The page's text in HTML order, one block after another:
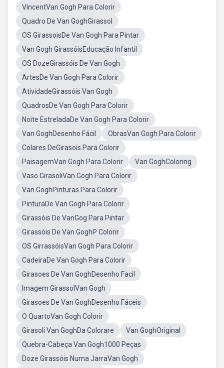
VincentVan Gogh Para Colorir
Quadro De Van GoghGirassol
OS GirassoisDe Van Gogh Para Pintar
Van Gogh GirassóisEducação Infantil
OS DozeGirassóis De Van Gogh
ArtesDe Van Gogh Para Colorir
AtividadeGirassóis Van Gogh
QuadrosDe Van Gogh Para Colorir
Noite EstreladaDe Van Gogh Para Colorir
Van GoghDesenho Fácil
ObrasVan Gogh Para Colorir
Colares DeGirasois Para Colorir
PaisagemVan Gogh Para Colorir
Van GoghColoring
Vaso GirasoliVan Gogh Para Colorir
Van GoghPinturas Para Colorir
PinturaDe Van Gogh Para Colorir
Girassóis De VanGog Para Pintar
Girassóis De Van GoghP Colorir
OS GirrassóisVan Gogh Para Colorir
CadeiraDe Van Gogh Para Colorir
Girasoes De Van GoghDesenho Facil
Imagem GirassolVan Gogh
Girasoes De Van GoghDesenho Fáceis
O QuartoVan Gogh Colorir
Girasoli Van GoghDa Colorare
Van GoghOriginal
Quebra-Cabeça Van Gogh1000 Peças
Doze Girassóis Numa JarraVan Gogh